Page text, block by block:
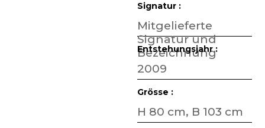
Signatur :
Mitgelieferte
Signatur und
Bezeichnung
Entstehungsjahr :
2009
Grösse :
H 80 cm, B 103 cm